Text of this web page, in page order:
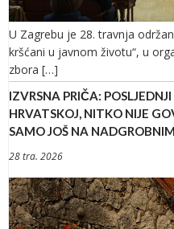
U Zagrebu je 28. travnja
kršćani u javnom životu“, u
zbora […]
IZVRSNA PRIČA:
HRVATSKOJ, NITKO NIJE
SAMO JOŠ NA
28 tra. 2026